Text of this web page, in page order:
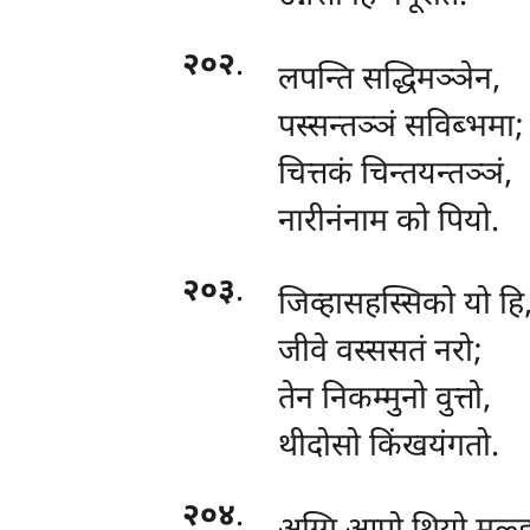
२०२. लपन्तिसद्धिमञ्ञेन,
पस्सन्तञ्ञं सविब्भमा;
चित्तकं चिन्तयन्तञ्ञं,
नारीनंनाम को पियो.
२०३.
जिव्हासहस्सिको यो
जीवे वस्ससतं नरो;
तेन निकम्मुनो वुत्तो,
थीदोसो किंखयंगतो.
२०४.